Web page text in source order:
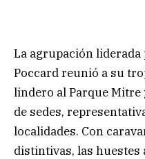
La agrupación
Poccard reunió a su
lindero al Parque
de sedes,
localidades. Con
distintivas, las